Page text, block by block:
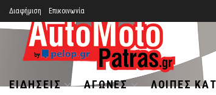
Διαφήμιση Επικοινωνία
ΕΙΔΉΣΕΙΣ ΑΓΏΝΕΣ ΛΟΙΠΈΣ